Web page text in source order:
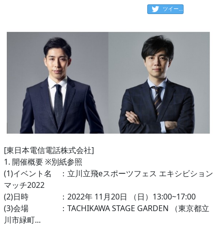
ツイート
[東日本電信電話株式会社]
1. 開催概要 ※別紙参照
(1)イベント名 ：立川立飛eスポーツフェス エキシビション
マッチ2022
(2)日時 ：2022年 11月20日 （日）13:00~17:00
(3)会場 ：TACHIKAWA STAGE GARDEN （東京都立
川市緑町...